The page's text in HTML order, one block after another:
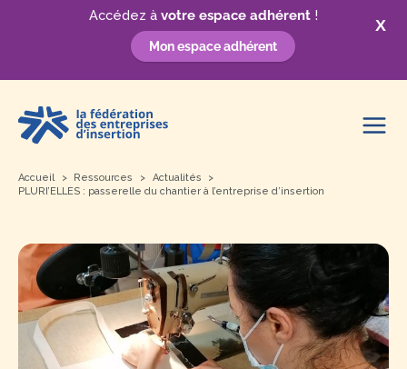
X
Accédez à votre espace adhérent !
Mon espace adhérent
contenu
Accueil Ressources
Actualités
PLURI’ELLES : passerelle du chantier à l’entreprise d’insertion